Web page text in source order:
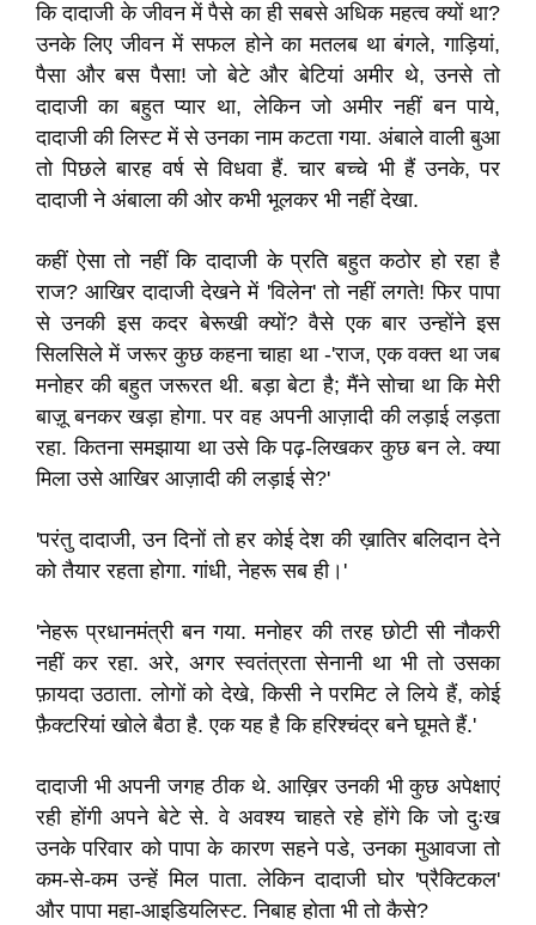
कि दादाजी के जीवन में पैसे का ही सबसे अधिक महत्व क्यों था?
उनके लिए जीवन में सफल होने का मतलब था बंगले, गाड़ियां,
पैसा और बस पैसा! जो बेटे और बेटियां अमीर थे, उनसे तो
दादाजी का बहुत प्यार था, लेकिन जो अमीर नहीं बन पाये,
दादाजी की लिस्ट में से उनका नाम कटता गया. अंबाले वाली बुआ
तो पिछले बारह वर्ष से विधवा हैं. चार बच्चे भी हैं उनके, पर
दादाजी ने अंबाला की ओर कभी भूलकर भी नहीं देखा.
कहीं ऐसा तो नहीं कि दादाजी के प्रति बहुत कठोर हो रहा है
राज? आखिर दादाजी देखने में 'विलेन' तो नहीं लगते! फिर पापा
से उनकी इस कदर बेरूखी क्यों? वैसे एक बार उन्होंने इस
सिलसिले में जरूर कुछ कहना चाहा था -'राज, एक वक्त था जब
मनोहर की बहुत जरूरत थी. बड़ा बेटा है; मैंने सोचा था कि मेरी
बाज़ू बनकर खड़ा होगा. पर वह अपनी आज़ादी की लड़ाई लड़ता
रहा. कितना समझाया था उसे कि पढ़-लिखकर कुछ बन ले. क्या
मिला उसे आखिर आज़ादी की लड़ाई से?'
'परंतु दादाजी, उन दिनों तो हर कोई देश की ख़ातिर बलिदान देने
को तैयार रहता होगा. गांधी, नेहरू सब ही।'
'नेहरू प्रधानमंत्री बन गया. मनोहर की तरह छोटी सी नौकरी
नहीं कर रहा. अरे, अगर स्वतंत्रता सेनानी था भी तो उसका
फ़ायदा उठाता. लोगों को देखे, किसी ने परमिट ले लिये हैं, कोई
फ़ैक्टरियां खोले बैठा है. एक यह है कि हरिश्चंद्र बने घूमते हैं.'
दादाजी भी अपनी जगह ठीक थे. आख़िर उनकी भी कुछ अपेक्षाएं
रही होंगी अपने बेटे से. वे अवश्य चाहते रहे होंगे कि जो दुःख
उनके परिवार को पापा के कारण सहने पडे, उनका मुआवजा तो
कम-से-कम उन्हें मिल पाता. लेकिन दादाजी घोर 'प्रैक्टिकल'
और पापा महा-आइडियलिस्ट. निबाह होता भी तो कैसे?